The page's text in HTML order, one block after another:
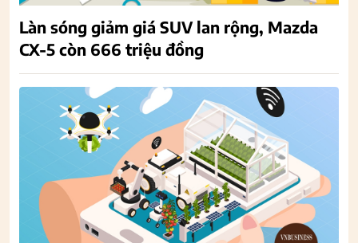
Làn sóng giảm giá SUV lan rộng, Mazda
CX-5 còn 666 triệu đồng